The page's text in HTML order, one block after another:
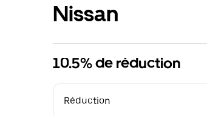
Nissan
10.5% de réduction
Réduction